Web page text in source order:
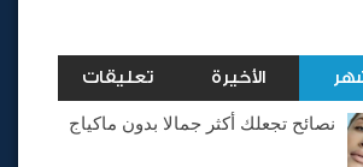
الأخيرة تعليقات
نصائح تجعلك أكثر جمالا بدون ماكياج